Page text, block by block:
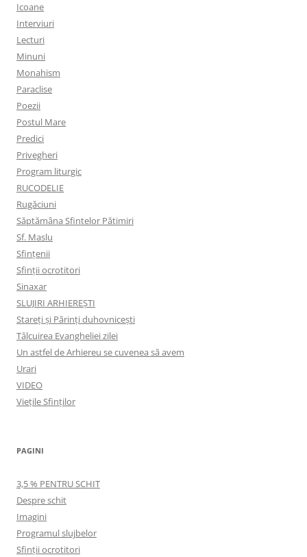
Icoane
Interviuri
Lecturi
Minuni
Monahism
Paraclise
Poezii
Postul Mare
Predici
Privegheri
Program liturgic
RUCODELIE
Rugăciuni
Săptămâna Sfintelor Pătimiri
Sf. Maslu
Sfințenii
Sfinții ocrotitori
Sinaxar
SLUJIRI ARHIEREȘTI
Stareți și Părinți duhovnicești
Tâlcuirea Evangheliei zilei
Un astfel de Arhiereu se cuvenea să avem
Urari
VIDEO
Viețile Sfinților
PAGINI
3,5 % PENTRU SCHIT
Despre schit
Imagini
Programul slujbelor
Sfinţii ocrotitori